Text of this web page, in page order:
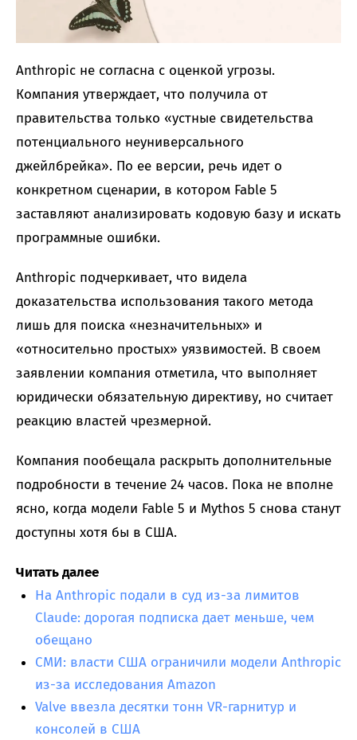
Anthropic не согласна с оценкой угрозы.
Компания утверждает, что получила от
правительства только «устные свидетельства
потенциального неуниверсального
джейлбрейка». По ее версии, речь идет о
конкретном сценарии, в котором Fable 5
заставляют анализировать кодовую базу и искать
программные ошибки.
Anthropic подчеркивает, что видела
доказательства использования такого метода
лишь для поиска «незначительных» и
«относительно простых» уязвимостей. В своем
заявлении компания отметила, что выполняет
юридически обязательную директиву, но считает
реакцию властей чрезмерной.
Компания пообещала раскрыть дополнительные
подробности в течение 24 часов. Пока не вполне
ясно, когда модели Fable 5 и Mythos 5 снова станут
доступны хотя бы в США.
Читать далее
На Anthropic подали в суд из-за лимитов
Claude: дорогая подписка дает меньше, чем
обещано
СМИ: власти США ограничили модели Anthropic
из-за исследования Amazon
Valve ввезла десятки тонн VR-гарнитур и
консолей в США